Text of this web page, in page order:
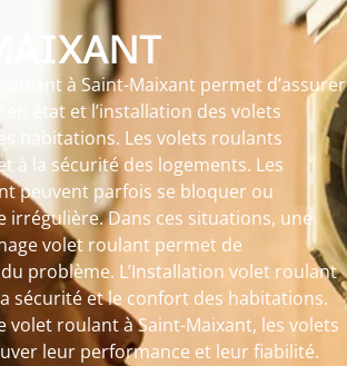
à Saint-Maixant permet d’assurer
état et l’installation des volets
habitations. Les volets roulants
à la sécurité des logements. Les
peuvent parfois se bloquer ou
Dans ces situations, une
volet roulant permet de
problème. L’Installation volet roulant
sécurité et le confort des habitations.
volet roulant à Saint-Maixant, les volets
leur performance et leur fiabilité.